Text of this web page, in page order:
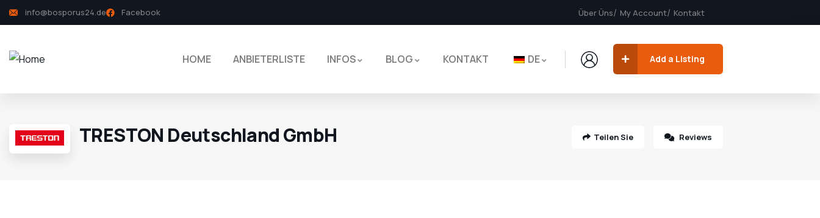
info@bosporus24.de Facebook Über Üns My Account Kontakt
HOME ANBIETERLISTE INFOS BLOG KONTAKT DE Add a Listing
TRESTON Deutschland GmbH Teilen Sie Reviews